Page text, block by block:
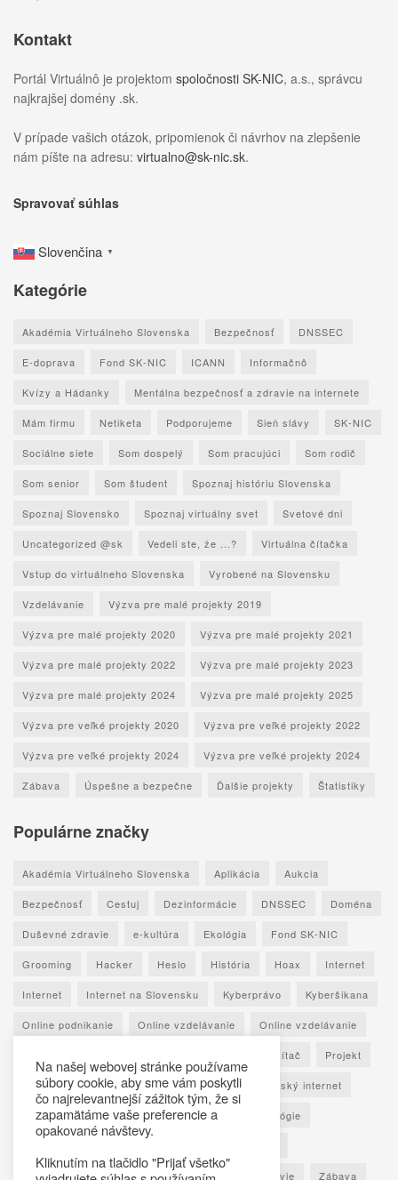
Kontakt
Portál Virtuálnô je projektom spoločnosti SK-NIC, a.s., správcu
najkrajšej domény .sk.
V prípade vašich otázok, pripomienok či návrhov na zlepšenie
nám píšte na adresu: virtualno@sk-nic.sk.
Spravovať súhlas
Slovenčina ▼
Kategórie
Akadémia Virtuálneho Slovenska Bezpečnosť DNSSEC
E-doprava Fond SK-NIC ICANN Informačnô
Kvízy a Hádanky Mentálna bezpečnosť a zdravie na internete
Mám firmu Netiketa Podporujeme Sieň slávy SK-NIC
Sociálne siete Som dospelý Som pracujúci Som rodič
Som senior Som študent Spoznaj históriu Slovenska
Spoznaj Slovensko Spoznaj virtuálny svet Svetové dni
Uncategorized @sk Vedeli ste, že ...? Virtuálna čítačka
Vstup do virtuálneho Slovenska Vyrobené na Slovensku
Vzdelávanie Výzva pre malé projekty 2019
Výzva pre malé projekty 2020 Výzva pre malé projekty 2021
Výzva pre malé projekty 2022 Výzva pre malé projekty 2023
Výzva pre malé projekty 2024 Výzva pre malé projekty 2025
Výzva pre veľké projekty 2020 Výzva pre veľké projekty 2022
Výzva pre veľké projekty 2024 Výzva pre veľké projekty 2024
Zábava Úspešne a bezpečne Ďalšie projekty Štatistiky
Populárne značky
Akadémia Virtuálneho Slovenska Aplikácia Aukcia
Bezpečnosť Cestuj Dezinformácie DNSSEC Doména
Duševné zdravie e-kultúra Ekológia Fond SK-NIC
Grooming Hacker Heslo História Hoax Internet
Internet Internet na Slovensku Kyberprávo Kyberšikana
Online podnikanie Online vzdelávanie Online vzdelávanie
Počítač Projekt
Ransomware Rozhovor Seniori Slovenský internet
Sociálne siete Spoznaj Slovensko Technológie
Výročná správa Zaujímavé štatistiky Zdravie Zábava
Na našej webovej stránke používame
súbory cookie, aby sme vám poskytli
čo najrelevantnejší zážitok tým, že si
zapamätáme vaše preferencie a
opakované návštevy.
Kliknutím na tlačidlo "Prijať všetko"